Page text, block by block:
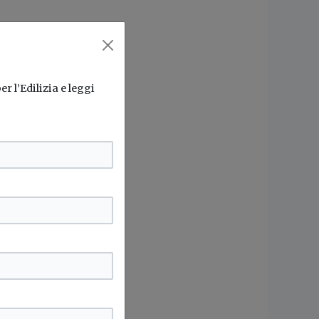
l’Edilizia e leggi